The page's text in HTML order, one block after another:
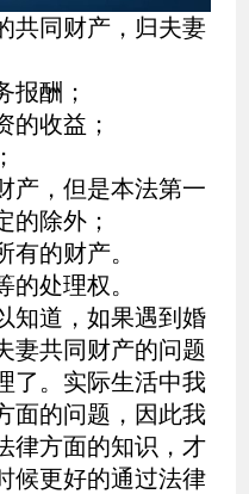
共同财产，归夫妻
报酬；
的收益；
产，但是本法第一
的除外；
有的财产。
的处理权。
知道，如果遇到婚
妻共同财产的问题
了。实际生活中我
面的问题，因此我
律方面的知识，才
候更好的通过法律